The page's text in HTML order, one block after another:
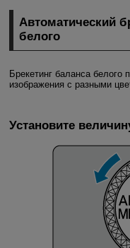
Автоматический
белого
Брекетинг баланса белого
изображения с разными
Установите